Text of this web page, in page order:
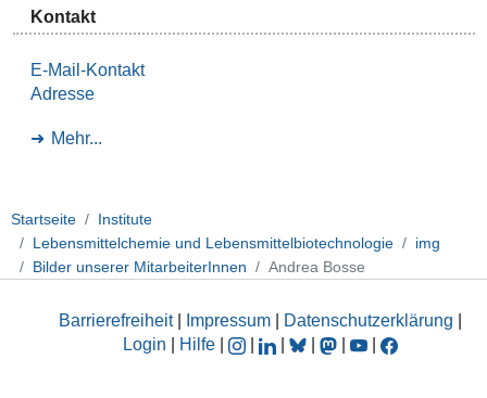
Kontakt
E-Mail-Kontakt
Adresse
Mehr...
Startseite
Institute
Lebensmittelchemie und Lebensmittelbiotechnologie
img
Bilder unserer MitarbeiterInnen
Andrea Bosse
Barrierefreiheit| Impressum Datenschutzerklärung
Login
Hilfe